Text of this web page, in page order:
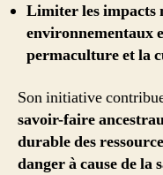
Limiter les impacts
environnementaux
permaculture et la
Son initiative
savoir-faire
durable des
danger à cause de la